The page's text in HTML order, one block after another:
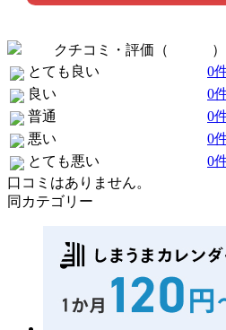
クチコミ・評価（
）
とても良い
0
良い
0
普通
0
悪い
0
とても悪い
0
口コミはありません。
同カテゴリー